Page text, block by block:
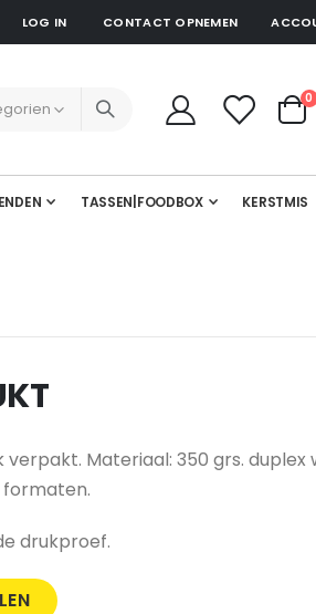
LOG IN CONTACT OPNEMEN
Cart
0
TASSEN|FOODBOX KERSTMIS
verpakt. Materiaal: 350 grs. duplex
formaten.
drukproef.